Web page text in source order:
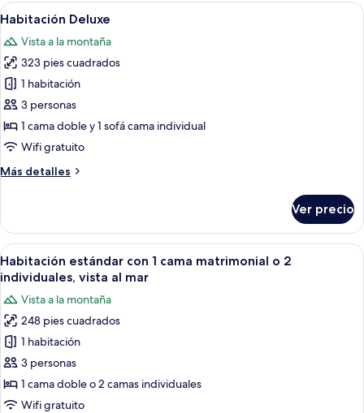
habitación
Abrir
todas
las
fotos
de
Habitación
Deluxe
Una habitación de hotel con cama,
8
Habitación Deluxe
Vista a la montaña
323 pies cuadrados
1 habitación
3 personas
1 cama doble y 1 sofá cama individual
Wifi gratuito
Más detalles
Más
Deluxe
Ver precio
Abrir
todas
fotos
de
Habitación
estándar
con
1
Habitación de hotel con una cama
6
Habitación estándar con 1 cama matrimonial o 2
individuales, vista al mar
Vista a la montaña
248 pies cuadrados
1 habitación
3 personas
1 cama doble o 2 camas individuales
Wifi gratuito